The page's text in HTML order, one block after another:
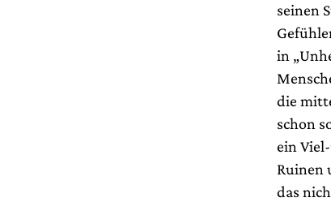
seinen
in
die
schon
ein
Ruinen
das